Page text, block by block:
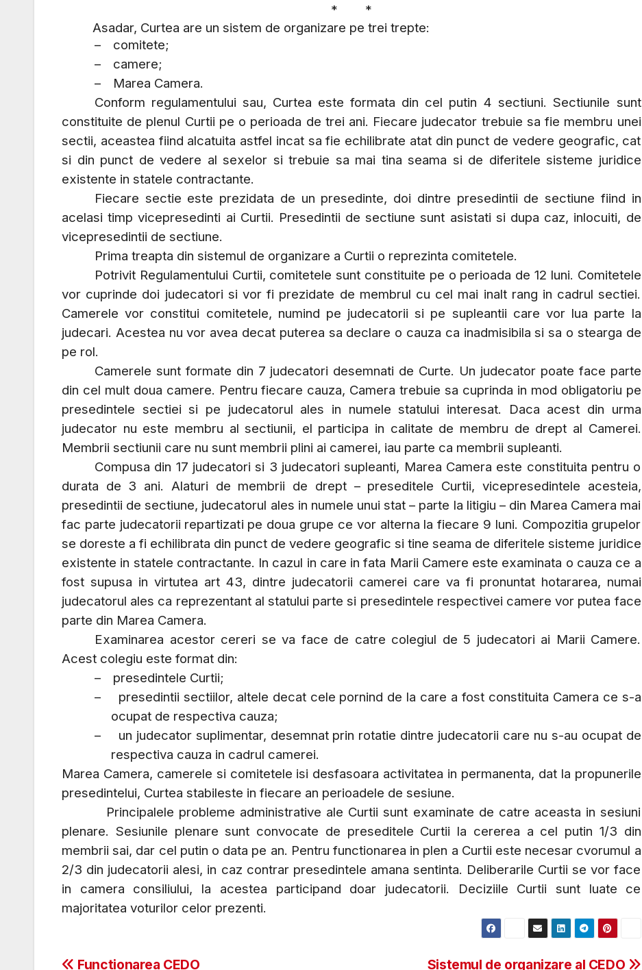
* *
Asadar, Curtea are un sistem de organizare pe trei trepte:
–
comitete;
–
camere;
–
Marea Camera.
Conform regulamentului sau, Curtea este formata din cel putin 4 sectiuni. Sectiunile sunt
constituite de plenul Curtii pe o perioada de trei ani. Fiecare judecator trebuie sa fie membru unei
sectii, aceastea fiind alcatuita astfel incat sa fie echilibrate atat din punct de vedere geografic, cat
si din punct de vedere al sexelor si trebuie sa mai tina seama si de diferitele sisteme juridice
existente in statele contractante.
Fiecare sectie este prezidata de un presedinte, doi dintre presedintii de sectiune fiind in
acelasi timp vicepresedinti ai Curtii. Presedintii de sectiune sunt asistati si dupa caz, inlocuiti, de
vicepresedintii de sectiune.
Prima treapta din sistemul de organizare a Curtii o reprezinta comitetele.
Potrivit Regulamentului Curtii, comitetele sunt constituite pe o perioada de 12 luni. Comitetele
vor cuprinde doi judecatori si vor fi prezidate de membrul cu cel mai inalt rang in cadrul sectiei.
Camerele vor constitui comitetele, numind pe judecatorii si pe supleantii care vor lua parte la
judecari. Acestea nu vor avea decat puterea sa declare o cauza ca inadmisibila si sa o stearga de
pe rol.
Camerele sunt formate din 7 judecatori desemnati de Curte. Un judecator poate face parte
din cel mult doua camere. Pentru fiecare cauza, Camera trebuie sa cuprinda in mod obligatoriu pe
presedintele sectiei si pe judecatorul ales in numele statului interesat. Daca acest din urma
judecator nu este membru al sectiunii, el participa in calitate de membru de drept al Camerei.
Membrii sectiunii care nu sunt membrii plini ai camerei, iau parte ca membrii supleanti.
Compusa din 17 judecatori si 3 judecatori supleanti, Marea Camera este constituita pentru o
durata de 3 ani. Alaturi de membrii de drept – preseditele Curtii, vicepresedintele acesteia,
presedintii de sectiune, judecatorul ales in numele unui stat – parte la litigiu – din Marea Camera mai
fac parte judecatorii repartizati pe doua grupe ce vor alterna la fiecare 9 luni. Compozitia grupelor
se doreste a fi echilibrata din punct de vedere geografic si tine seama de diferitele sisteme juridice
existente in statele contractante. In cazul in care in fata Marii Camere este examinata o cauza ce a
fost supusa in virtutea art 43, dintre judecatorii camerei care va fi pronuntat hotararea, numai
judecatorul ales ca reprezentant al statului parte si presedintele respectivei camere vor putea face
parte din Marea Camera.
Examinarea acestor cereri se va face de catre colegiul de 5 judecatori ai Marii Camere.
Acest colegiu este format din:
–
presedintele Curtii;
–
presedintii sectiilor, altele decat cele pornind de la care a fost constituita Camera ce s-a
ocupat de respectiva cauza;
–
un judecator suplimentar, desemnat prin rotatie dintre judecatorii care nu s-au ocupat de
respectiva cauza in cadrul camerei.
Marea Camera, camerele si comitetele isi desfasoara activitatea in permanenta, dat la propunerile
presedintelui, Curtea stabileste in fiecare an perioadele de sesiune.
Principalele probleme administrative ale Curtii sunt examinate de catre aceasta in sesiuni
plenare. Sesiunile plenare sunt convocate de preseditele Curtii la cererea a cel putin 1/3 din
membrii sai, dar cel putin o data pe an. Pentru functionarea in plen a Curtii este necesar cvorumul a
2/3 din judecatorii alesi, in caz contrar presedintele amana sentinta. Deliberarile Curtii se vor face
in camera consiliului, la acestea participand doar judecatorii. Deciziile Curtii sunt luate ce
majoritatea voturilor celor prezenti.
Sistemul de organizare al CEDO
Functionarea CEDO